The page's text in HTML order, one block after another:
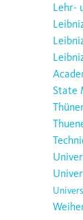
Lehr-
State